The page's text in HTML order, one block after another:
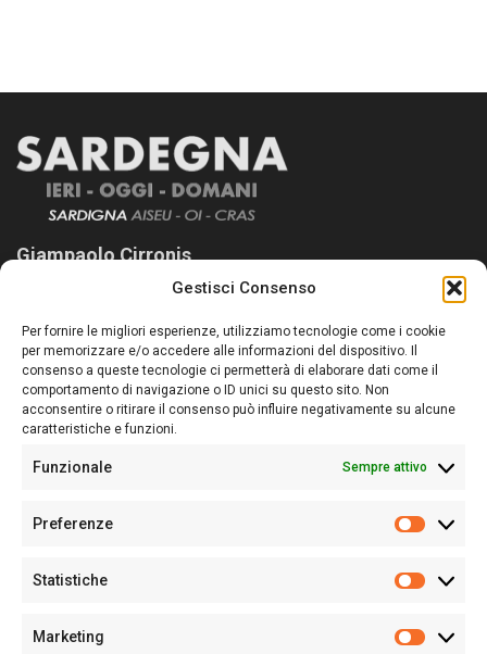
Gestisci Consenso
Per fornire le migliori esperienze, utilizziamo tecnologie come i cookie
per memorizzare e/o accedere alle informazioni del dispositivo. Il
consenso a queste tecnologie ci permetterà di elaborare dati come il
comportamento di navigazione o ID unici su questo sito. Non
acconsentire o ritirare il consenso può influire negativamente su alcune
caratteristiche e funzioni.
Funzionale Sempre attivo
Preferenze
Statistiche
Marketing
Giampaolo Cirronis
Sardegna Ieri-Oggi-Domani nasce per informare “liberamente” i
lettori su quanto accade in Sardegna, con un occhio rivolto al
nostro passato e, soprattutto, al nostro futuro
Follow Us
Sede:Via Cristoforo Colombo 09013 Carbonia
Partita IVA02270380922
128/2020 del 10/02/2020